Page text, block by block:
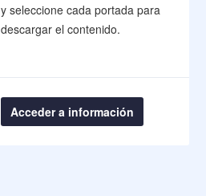
y seleccione cada portada para
descargar el contenido.
Acceder a información